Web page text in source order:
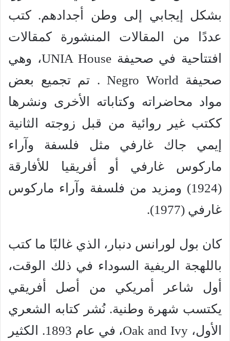
بشكل إيجابي إلى وطن أجدادهم. كتب
عددًا من المقالات المنشورة كمقالات
افتتاحية في صحيفة UNIA House، وهي
صحيفة Negro World . تم تجميع بعض
مواد محاضراته وكتاباته الأخرى ونشرها
ككتب غير روائية من قبل زوجته الثانية
إيمي جاك غارفي مثل فلسفة وآراء
ماركوس غارفي أو أفريقيا للأفارقة
(1924) ومزيد من فلسفة وآراء ماركوس
غارفي (1977).
كان بول لورانس دنبار، الذي غالبًا ما كتب
باللهجة الريفية السوداء في ذلك الوقت،
أول شاعر أمريكي من أصل أفريقي
يكتسب شهرة وطنية. نُشر كتابه الشعري
الأول، Oak and Ivy، في عام 1893. الكثير